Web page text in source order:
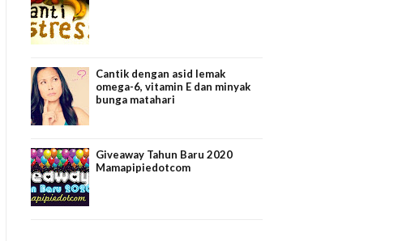
Cantik dengan asid lemak
omega-6, vitamin E dan minyak
bunga matahari
Giveaway Tahun Baru 2020
Mamapipiedotcom